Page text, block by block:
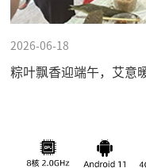
2026-06-18
粽叶飘香迎端午，艾意